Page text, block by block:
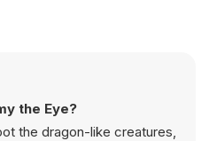
the Eye?
the dragon-like creatures,